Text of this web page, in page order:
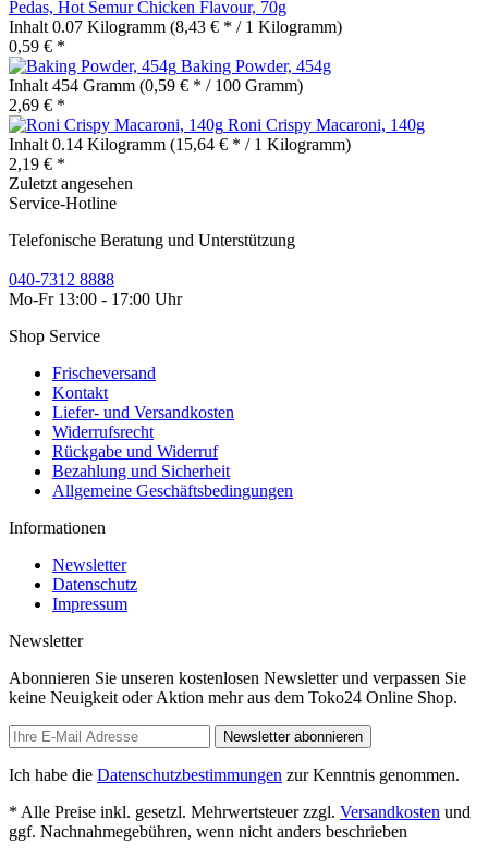
Pedas, Hot Semur Chicken Flavour, 70g
Inhalt 0.07 Kilogramm (8,43 € * / 1 Kilogramm)
0,59 € *
Baking Powder, 454g
Inhalt 454 Gramm (0,59 € * / 100 Gramm)
2,69 € *
Roni Crispy Macaroni, 140g
Inhalt 0.14 Kilogramm (15,64 € * / 1 Kilogramm)
2,19 € *
Zuletzt angesehen
Service-Hotline
Telefonische Beratung und Unterstützung
040-7312 8888
Mo-Fr 13:00 - 17:00 Uhr
Shop Service
Frischeversand
Kontakt
Liefer- und Versandkosten
Widerrufsrecht
Rückgabe und Widerruf
Bezahlung und Sicherheit
Allgemeine Geschäftsbedingungen
Informationen
Newsletter
Datenschutz
Impressum
Newsletter
Abonnieren Sie unseren kostenlosen Newsletter und verpassen Sie
keine Neuigkeit oder Aktion mehr aus dem Toko24 Online Shop.
Newsletter abonnieren
Ich habe die Datenschutzbestimmungen zur Kenntnis genommen.
* Alle Preise inkl. gesetzl. Mehrwertsteuer zzgl. Versandkosten und
ggf. Nachnahmegebühren, wenn nicht anders beschrieben